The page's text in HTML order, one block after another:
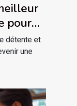
pour
détente et
une